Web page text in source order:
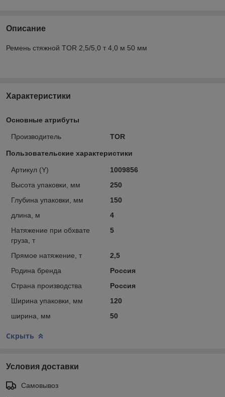
Описание
Ремень стяжной TOR 2,5/5,0 т 4,0 м 50 мм
Характеристики
Основные атрибуты
Производитель TOR
Пользовательские характеристики
Артикул (Y)
1009856
Высота упаковки, мм
250
Глубина упаковки, мм
150
длина, м
4
Натяжение при обхвате
груза, т
5
Прямое натяжение, т
2,5
Родина бренда
Россия
Страна производства
Россия
Ширина упаковки, мм
120
ширина, мм
50
Скрыть
Условия доставки
Самовывоз